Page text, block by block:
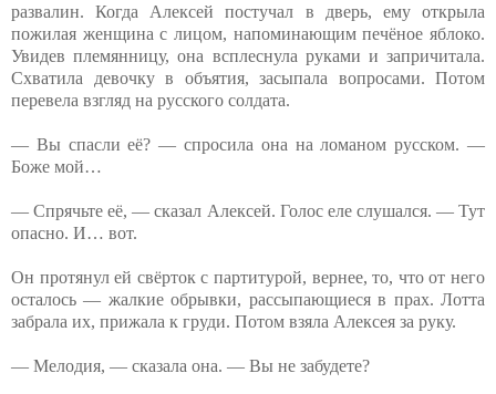
развалин. Когда Алексей постучал в дверь, ему открыла
пожилая женщина с лицом, напоминающим печёное яблоко.
Увидев племянницу, она всплеснула руками и запричитала.
Схватила девочку в объятия, засыпала вопросами. Потом
перевела взгляд на русского солдата.
— Вы спасли её? — спросила она на ломаном русском. —
Боже мой…
— Спрячьте её, — сказал Алексей. Голос еле слушался. — Тут
опасно. И… вот.
Он протянул ей свёрток с партитурой, вернее, то, что от него
осталось — жалкие обрывки, рассыпающиеся в прах. Лотта
забрала их, прижала к груди. Потом взяла Алексея за руку.
— Мелодия, — сказала она. — Вы не забудете?